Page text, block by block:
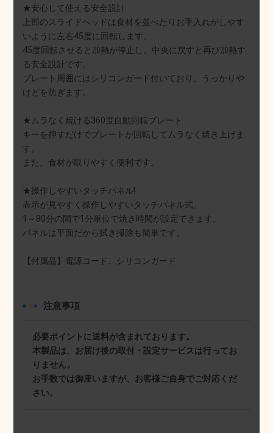
★安心して使える安全設計
上部のスライドヘッドは食材を並べたりお手入れがしやす
いように左右45度に回転します。
45度回転させると加熱が停止し、中央に戻すと再び加熱す
る安全設計です。
プレート周囲にはシリコンガード付いており、うっかりや
けどを防ぎます。
★ムラなく焼ける360度自動回転プレート
キーを押すだけでプレートが回転してムラなく焼き上げま
す。
また、食材が取りやすく便利です。
★操作しやすいタッチパネル!
表示が見やすく操作しやすいタッチパネル式。
1～80分の間で1分単位で焼き時間が設定できます。
パネルは平面だから拭き掃除も簡単です。
【付属品】電源コード、シリコンガード
注意事項
必要ポイントに送料が含まれております。
本製品は、お届け後の取付・設定サービスは行ってお
りません。
お手数では御座いますが、お客様ご自身でご対応くだ
さい。